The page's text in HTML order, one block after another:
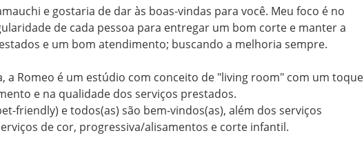
e gostaria de dar às boas-vindas para você. Meu foco é no
de cada pessoa para entregar um bom corte e manter a
e um bom atendimento; buscando a melhoria sempre.
a Romeo é um estúdio com conceito de "living room" com um toque
e na qualidade dos serviços prestados.
friendly) e todos(as) são bem-vindos(as), além dos serviços
de cor, progressiva/alisamentos e corte infantil.